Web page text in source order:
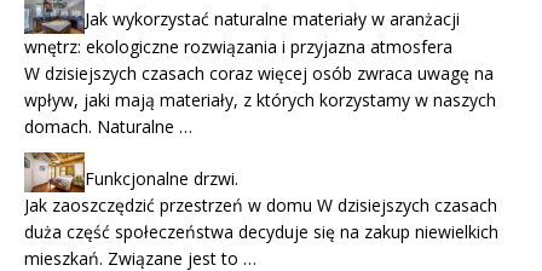
Jak wykorzystać naturalne materiały w aranżacji
wnętrz: ekologiczne rozwiązania i przyjazna atmosfera
W dzisiejszych czasach coraz więcej osób zwraca uwagę na
wpływ, jaki mają materiały, z których korzystamy w naszych
domach. Naturalne …
Funkcjonalne drzwi.
Jak zaoszczędzić przestrzeń w domu W dzisiejszych czasach
duża część społeczeństwa decyduje się na zakup niewielkich
mieszkań. Związane jest to …